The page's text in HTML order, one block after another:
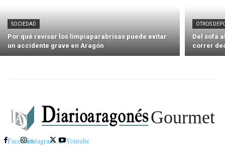
SOCIEDAD
Por qué revisar los limpiaparabrisas puede evitar
un accidente grave en Aragón
OTROS
Del sofá
correr
Gourmet
FacebookInstagram X Youtube